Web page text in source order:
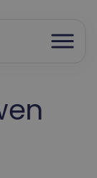
Open
menu